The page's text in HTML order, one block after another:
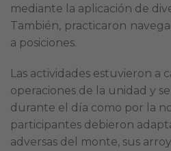
mediante la aplicación de
También, practicaron
a posiciones.
Las actividades estuvieron a
operaciones de la unidad y
durante el día como por la
participantes debieron
adversas del monte, sus